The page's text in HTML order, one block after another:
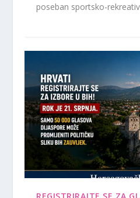
poseban sportsko-
REGISTRIRAJTE SE ZA